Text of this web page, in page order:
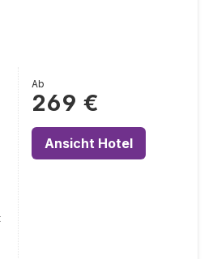
Ab
269 €
Ansicht Hotel